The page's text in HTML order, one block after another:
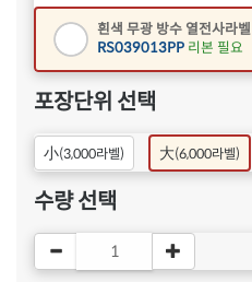
흰색 무광 방수 열전사라벨
RS039013PP 리본 필요
포장단위 선택
小(3,000라벨) 大(6,000라벨)
수량 선택